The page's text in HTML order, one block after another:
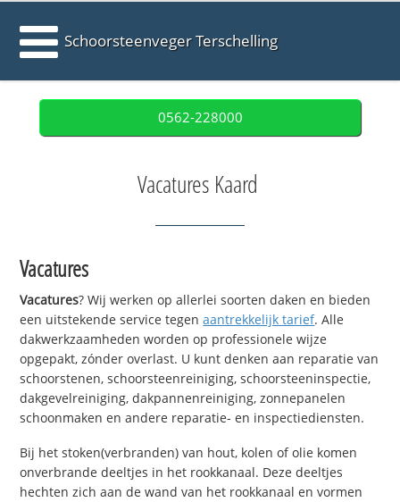
Schoorsteenveger Terschelling
0562-228000
Vacatures Kaard
Vacatures
Vacatures? Wij werken op allerlei soorten daken en bieden
een uitstekende service tegenaantrekkelijk tarief. Alle
dakwerkzaamheden worden op professionele wijze
opgepakt, zónder overlast. U kunt denken aan reparatie van
schoorstenen, schoorsteenreiniging, schoorsteeninspectie,
dakgevelreiniging, dakpannenreiniging, zonnepanelen
schoonmaken en andere reparatie- en inspectiediensten.
Bij het stoken(verbranden) van hout, kolen of olie komen
onverbrande deeltjes in het rookkanaal. Deze deeltjes
hechten zich aan de wand van het rookkanaal en vormen